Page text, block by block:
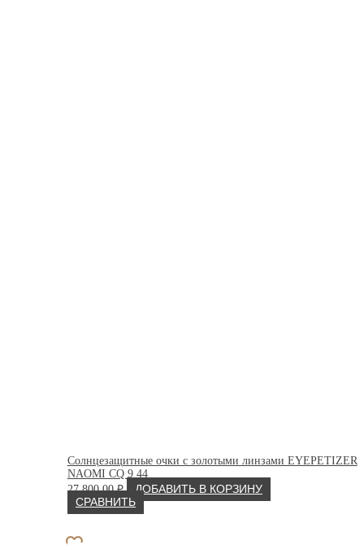
Солнцезащитные очки с золотыми линзами EYEPETIZER
NAOMI CQ 9 44
27 800.00₽
ДОБАВИТЬ В КОРЗИНУ
СРАВНИТЬ